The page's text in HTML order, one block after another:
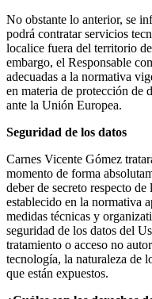
No obstante lo anterior, se
podrá contratar servicios
localice fuera del territorio
embargo, el Responsable
adecuadas a la normativa
en materia de protección de
ante la Unión Europea.
Seguridad de los datos
Carnes Vicente Gómez
momento de forma
deber de secreto respecto
establecido en la normativa
medidas técnicas y
seguridad de los datos del
tratamiento o acceso no
tecnología, la naturaleza de
que están expuestos.